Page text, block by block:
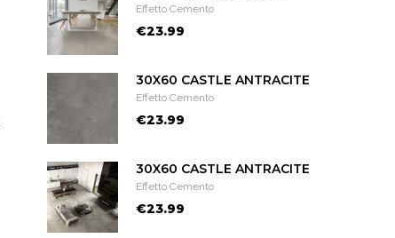
Effetto Cemento
€23.99
30X60 CASTLE ANTRACITE
Effetto Cemento
€23.99
30X60 CASTLE ANTRACITE
Effetto Cemento
€23.99